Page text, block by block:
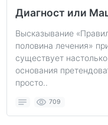
Диагност или
Высказывание
половина лечения»
существует
основания
просто..
709